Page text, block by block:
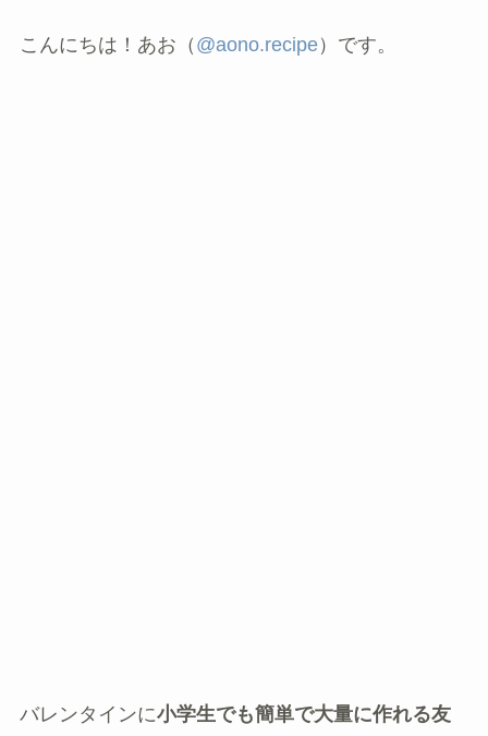
こんにちは！あお（ @aono.recipe）です。
バレンタインに小学生でも簡単で大量に作れる友